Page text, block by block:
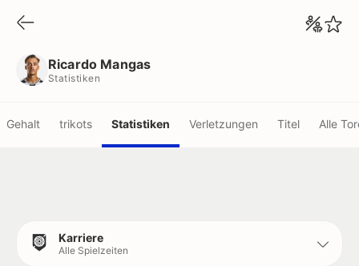
Ricardo Mangas
Statistiken
Gehalt trikots Statistiken Verletzungen Titel Alle
Karriere
Alle Spielzeiten